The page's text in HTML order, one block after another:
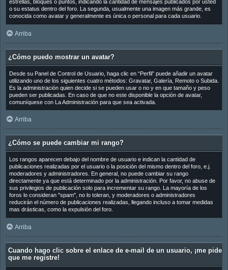
estrellas, bloques o puntos, indicando la cantidad de mensajes publicados por usted
o su estatus dentro del foro. La segunda, usualmente una imagen más grande, es
conocida como avatar y generalmente es única o personal para cada usuario.
Arriba
¿Cómo puedo mostrar un avatar?
Desde su Panel de Control de Usuario, haga clic en “Perfil” puede añadir un avatar
utilizando uno de los siguientes cuatro métodos: Gravatar, Galería, Remoto o Subida.
Es la administración quien decide si se pueden usar o no y en que tamaño y peso
pueden ser publicadas. En caso de que no este disponible la opción de avatar,
comuníquese con La Administración para que sea activada.
Arriba
¿Cómo se puede cambiar mi rango?
Los rangos aparecen debajo del nombre de usuario e indican la cantidad de
publicaciones realizadas por el usuario o la posición del mismo dentro del foro, e.j.
moderadores y administradores. En general, no puede cambiar su rango
directamente ya que está determinado por la administración. Por favor, no abuse de
sus privilegios de publicación solo para incrementar su rango. La mayoría de los
foros lo consideran "spam", no lo toleran, y moderadores o administradores
reducirán el número de publicaciones realizadas, llegando incluso a tomar medidas
mas drásticas, como la expulsión del foro.
Arriba
Cuando hago clic sobre el enlace de e-mail de un usuario, ¡me pide
que me registre!